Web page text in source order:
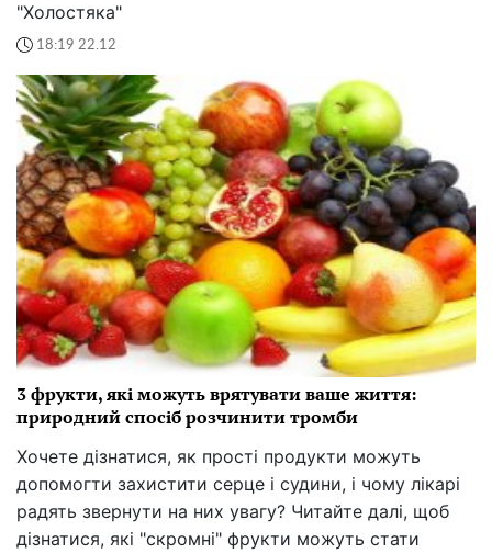
"Холостяка"
18:19 22.12
3 фрукти, які можуть врятувати ваше життя:
природний спосіб розчинити тромби
Хочете дізнатися, як прості продукти можуть
допомогти захистити серце і судини, і чому лікарі
радять звернути на них увагу? Читайте далі, щоб
дізнатися, які "скромні" фрукти можуть стати